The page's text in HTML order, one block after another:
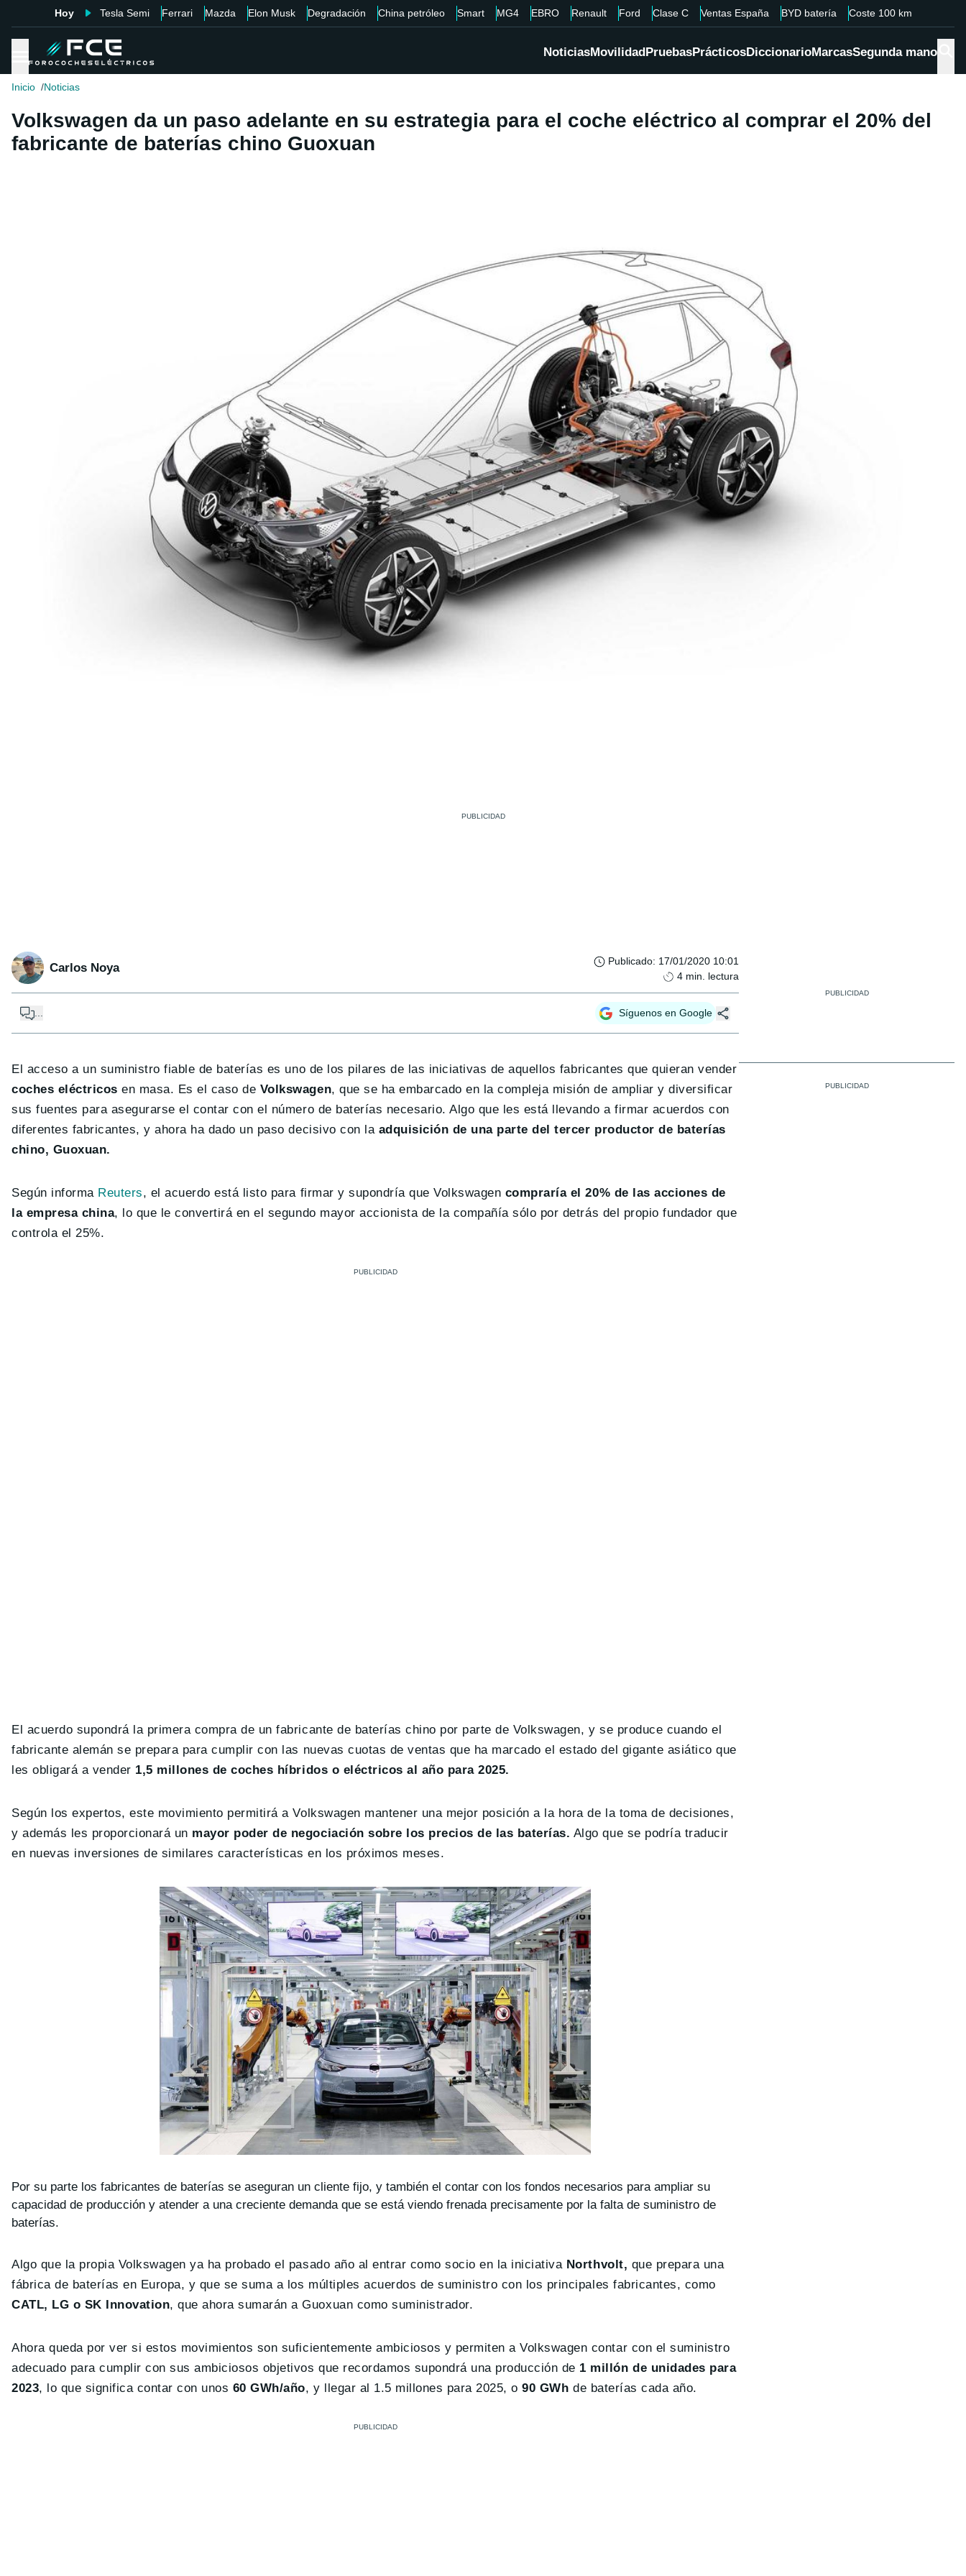
Hoy Tesla Semi Ferrari Mazda Elon Musk Degradación China petróleo Smart MG4 EBRO Renault Ford Clase C Ventas España BYD batería Coste 100 km
NoticiasMovilidadPruebasPrácticosDiccionarioMarcasSegunda mano
Inicio Noticias
Volkswagen da un paso adelante en su estrategia para el coche eléctrico al comprar el 20% del
fabricante de baterías chino Guoxuan
Carlos Noya Publicado: 17/01/2020 10:01
4 min. lectura
... Síguenos en Google
El acceso a un suministro fiable de baterías es uno de los pilares de las iniciativas de aquellos fabricantes que quieran vender
coches eléctricos en masa. Es el caso de Volkswagen, que se ha embarcado en la compleja misión de ampliar y diversificar
sus fuentes para asegurarse el contar con el número de baterías necesario. Algo que les está llevando a firmar acuerdos con
diferentes fabricantes, y ahora ha dado un paso decisivo con la adquisición de una parte del tercer productor de baterías
chino, Guoxuan.
Según informa Reuters, el acuerdo está listo para firmar y supondría que Volkswagen compraría el 20% de las acciones de
la empresa china, lo que le convertirá en el segundo mayor accionista de la compañía sólo por detrás del propio fundador que
controla el 25%.
El acuerdo supondrá la primera compra de un fabricante de baterías chino por parte de Volkswagen, y se produce cuando el
fabricante alemán se prepara para cumplir con las nuevas cuotas de ventas que ha marcado el estado del gigante asiático que
les obligará a vender 1,5 millones de coches híbridos o eléctricos al año para 2025.
Según los expertos, este movimiento permitirá a Volkswagen mantener una mejor posición a la hora de la toma de decisiones,
y además les proporcionará un mayor poder de negociación sobre los precios de las baterías. Algo que se podría traducir
en nuevas inversiones de similares características en los próximos meses.
Por su parte los fabricantes de baterías se aseguran un cliente fijo, y también el contar con los fondos necesarios para ampliar su
capacidad de producción y atender a una creciente demanda que se está viendo frenada precisamente por la falta de suministro de
baterías.
Algo que la propia Volkswagen ya ha probado el pasado año al entrar como socio en la iniciativa Northvolt, que prepara una
fábrica de baterías en Europa, y que se suma a los múltiples acuerdos de suministro con los principales fabricantes, como
CATL, LG o SK Innovation, que ahora sumarán a Guoxuan como suministrador.
Ahora queda por ver si estos movimientos son suficientemente ambiciosos y permiten a Volkswagen contar con el suministro
adecuado para cumplir con sus ambiciosos objetivos que recordamos supondrá una producción de 1 millón de unidades para
2023, lo que significa contar con unos 60 GWh/año, y llegar al 1.5 millones para 2025, o90 GWh de baterías cada año.